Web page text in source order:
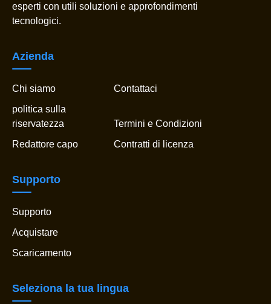
esperti con utili soluzioni e approfondimenti
tecnologici.
Azienda
Chi siamo
Contattaci
politica sulla
riservatezza
Termini e Condizioni
Redattore capo
Contratti di licenza
Supporto
Supporto
Acquistare
Scaricamento
Seleziona la tua lingua